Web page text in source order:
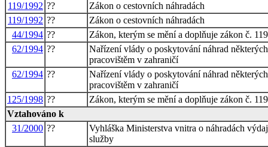
119/1992 ??
Zákon o cestovních náhradách
119/1992 ??
Zákon o cestovních náhradách
44/1994 ??
Zákon, kterým se mění a doplňuje zákon č.
62/1994 ??
Nařízení vlády o poskytování náhrad
pracovištěm v zahraničí
62/1994 ??
Nařízení vlády o poskytování náhrad
pracovištěm v zahraničí
125/1998 ??
Zákon, kterým se mění a doplňuje zákon č.
Vztahováno k
31/2000 ??
Vyhláška Ministerstva vnitra o náhradách
služby